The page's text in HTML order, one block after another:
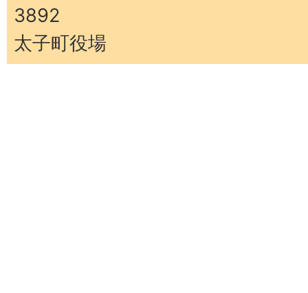
3892
太子町役場